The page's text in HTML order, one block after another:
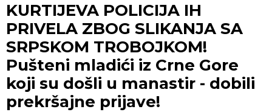
KURTIJEVA POLICIJA IH
PRIVELA ZBOG SLIKANJA SA
SRPSKOM TROBOJKOM!
Pušteni mladići iz Crne Gore
koji su došli u manastir - dobili
prekršajne prijave!